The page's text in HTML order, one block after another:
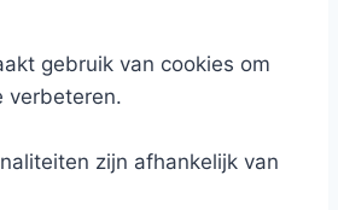
gebruik van cookies om
verbeteren.
zijn afhankelijk van